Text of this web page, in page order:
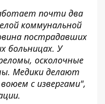
почти два
коммунальной
пострадавших
больницах. У
осколочные
Медики делают
с извергами",